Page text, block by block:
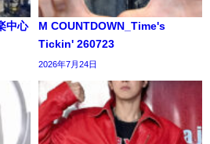
中心
M COUNTDOWN_Time's
Tickin' 260723
2026年7月24日